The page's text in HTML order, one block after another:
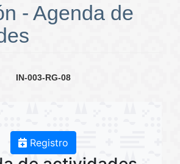
- Agenda de
IN-003-RG-08